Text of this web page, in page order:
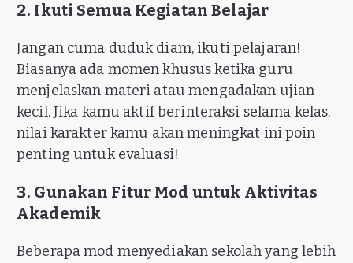
2. Ikuti Semua Kegiatan Belajar
Jangan cuma duduk diam, ikuti pelajaran!
Biasanya ada momen khusus ketika guru
menjelaskan materi atau mengadakan ujian
kecil. Jika kamu aktif berinteraksi selama kelas,
nilai karakter kamu akan meningkat ini poin
penting untuk evaluasi!
3. Gunakan Fitur Mod untuk Aktivitas
Akademik
Beberapa mod menyediakan sekolah yang lebih